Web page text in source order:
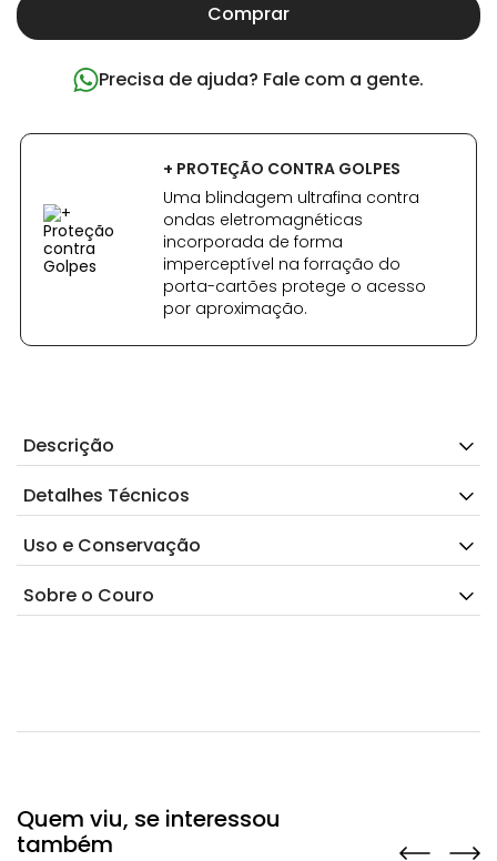
Comprar
Precisa de ajuda? Fale com a gente.
+ PROTEÇÃO CONTRA GOLPES
Uma blindagem ultrafina contra
ondas eletromagnéticas
incorporada de forma
imperceptível na forração do
porta-cartões protege o acesso
por aproximação.
Descrição
Detalhes Técnicos
Uso e Conservação
Sobre o Couro
Quem viu, se interessou
também